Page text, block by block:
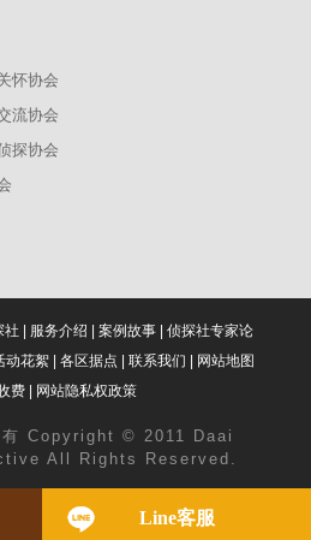
怀协会
流协会
探协会
社 服务介绍 案例故事| 侦探社专家论
动花絮| 各区据点 联系我们
网站地图
费 网站隐私权政策
有 Copyright © 2011 Daai
All Rights Reserved.
Line客服